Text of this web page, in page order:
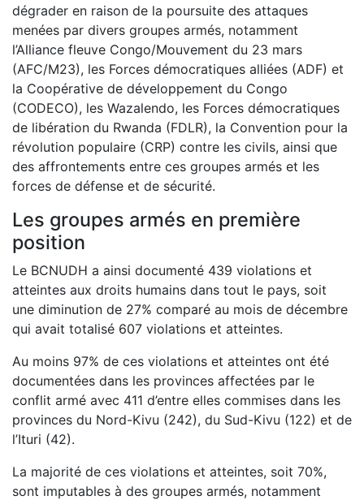
dégrader en raison de la poursuite des attaques
menées par divers groupes armés, notamment
l’Alliance fleuve Congo/Mouvement du 23 mars
(AFC/M23), les Forces démocratiques alliées (ADF) et
la Coopérative de développement du Congo
(CODECO), les Wazalendo, les Forces démocratiques
de libération du Rwanda (FDLR), la Convention pour la
révolution populaire (CRP) contre les civils, ainsi que
des affrontements entre ces groupes armés et les
forces de défense et de sécurité.
Les groupes armés en première
position
Le BCNUDH a ainsi documenté 439 violations et
atteintes aux droits humains dans tout le pays, soit
une diminution de 27% comparé au mois de décembre
qui avait totalisé 607 violations et atteintes.
Au moins 97% de ces violations et atteintes ont été
documentées dans les provinces affectées par le
conflit armé avec 411 d’entre elles commises dans les
provinces du Nord-Kivu (242), du Sud-Kivu (122) et de
l’Ituri (42).
La majorité de ces violations et atteintes, soit 70%,
sont imputables à des groupes armés, notamment